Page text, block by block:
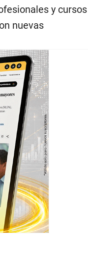
y cursos
nuevas